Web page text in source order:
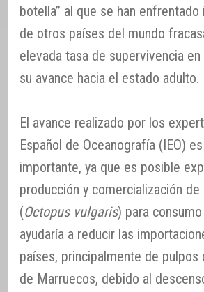
botella” al que se han
de otros países del mundo
elevada tasa de supervivencia
su avance hacia el estado adulto.
El avance realizado por los
Español de Oceanografía (IEO)
importante, ya que es posible
producción y comercialización de
(Octopus vulgaris) para
ayudaría a reducir las
países, principalmente de pulpos
de Marruecos, debido al